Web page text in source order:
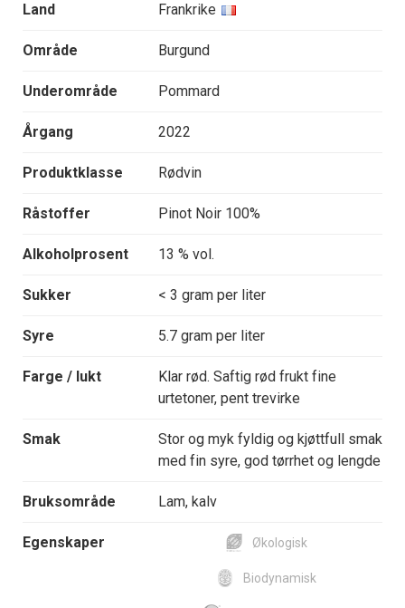
Land Frankrike
Område Burgund
Underområde Pommard
Årgang 2022
Produktklasse Rødvin
Råstoffer Pinot Noir 100%
Alkoholprosent 13 % vol.
Sukker < 3 gram per liter
Syre 5.7 gram per liter
Farge / lukt
Klar rød. Saftig rød frukt fine
urtetoner, pent trevirke
Smak
Stor og myk fyldig og kjøttfull smak
med fin syre, god tørrhet og lengde
Bruksområde Lam, kalv
Egenskaper Økologisk
Biodynamisk